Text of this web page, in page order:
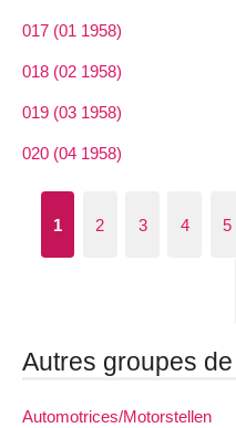
017 (01 1958)
018 (02 1958)
019 (03 1958)
020 (04 1958)
1 2 3 4 5
Autres groupes
Automotrices/Motorstellen